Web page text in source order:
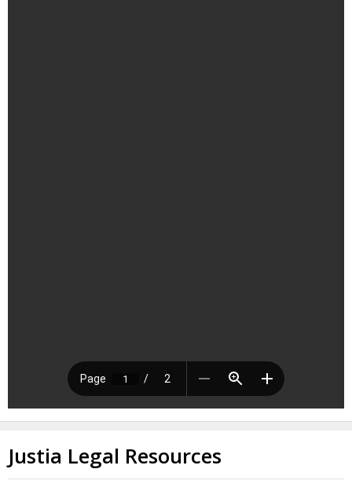
Justia Legal Resources